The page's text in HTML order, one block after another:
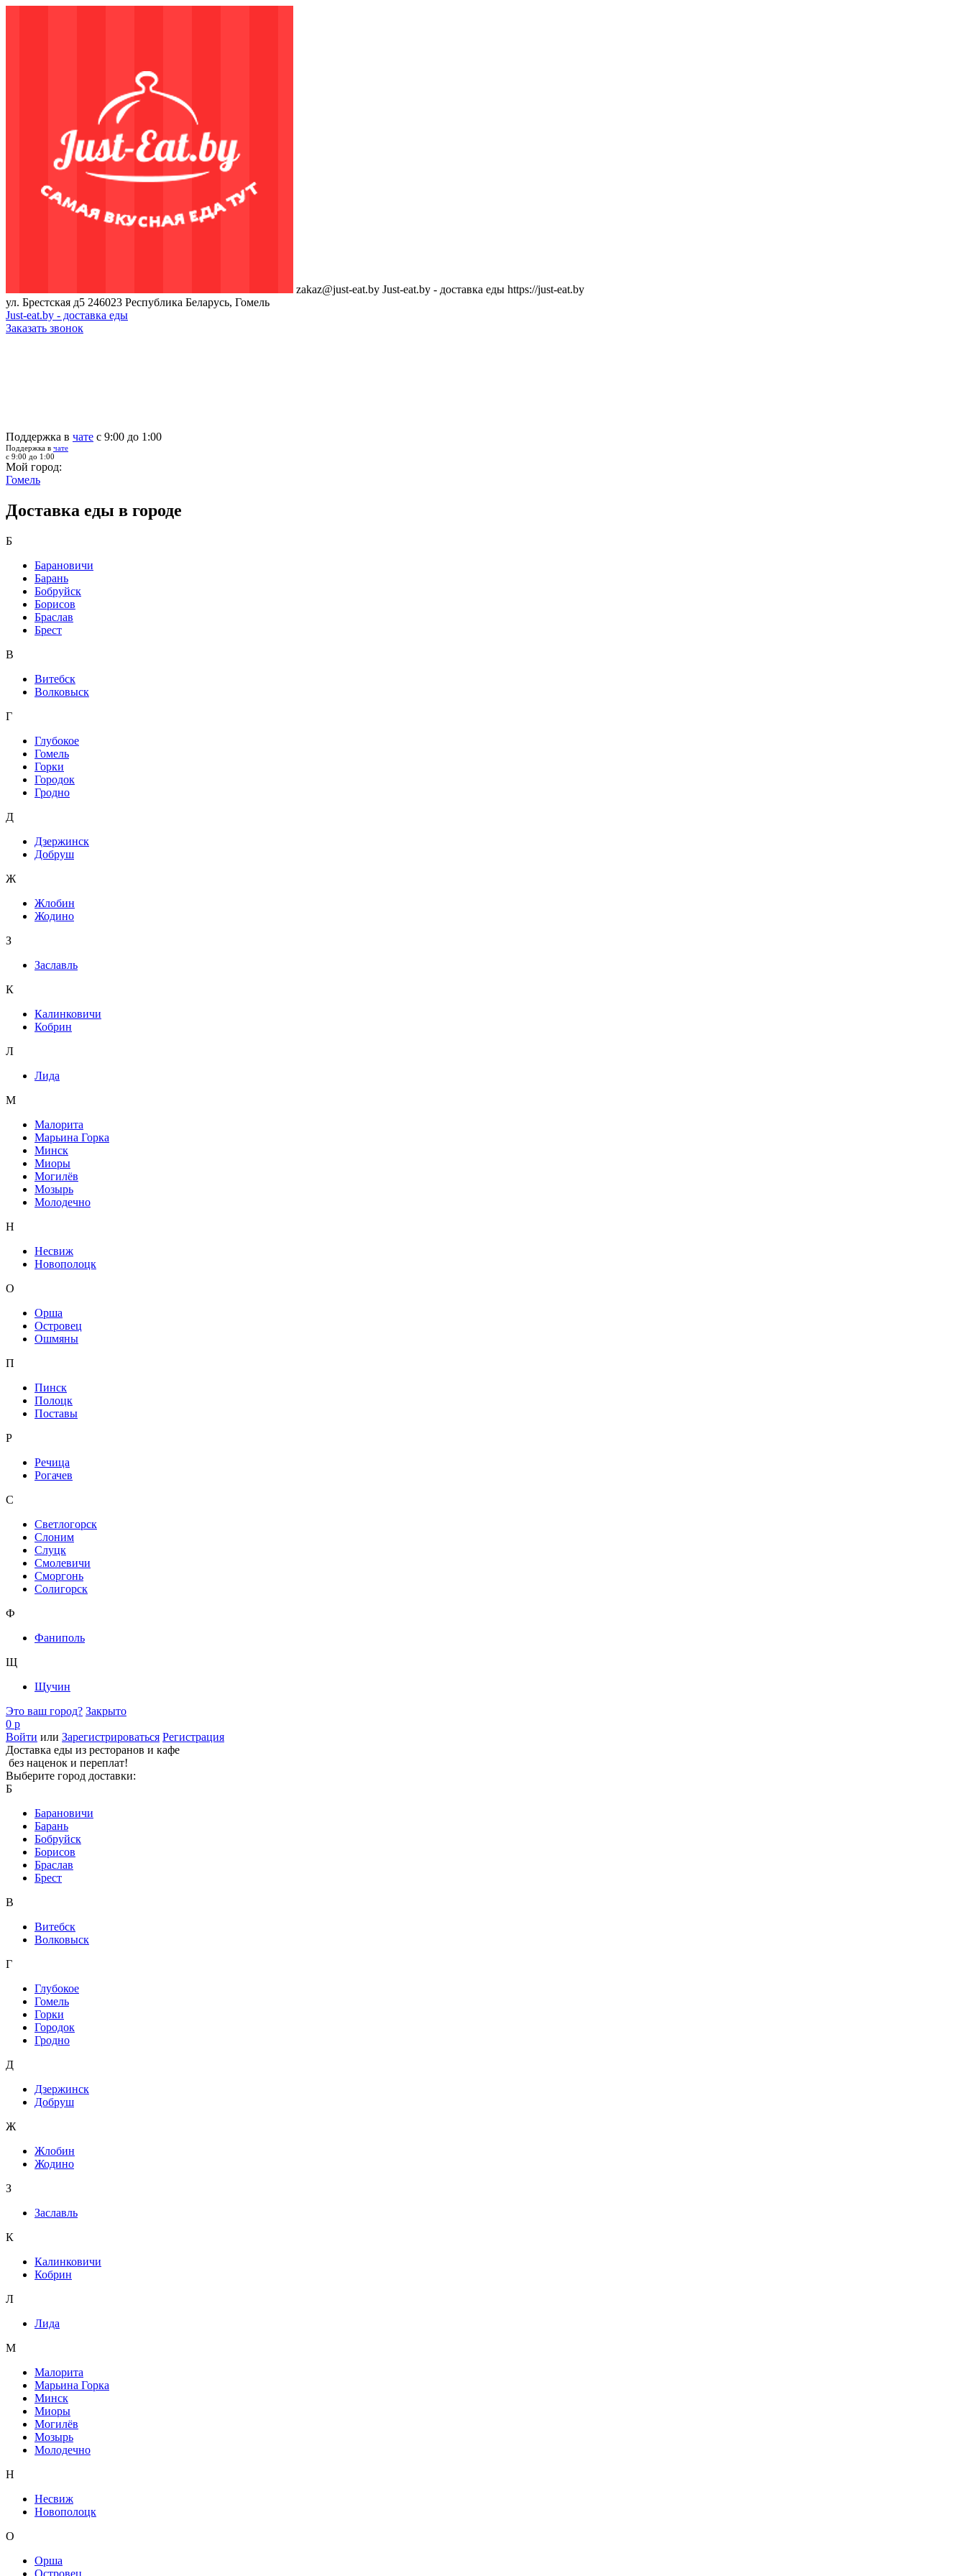
zakaz@just-eat.by Just-eat.by - доставка еды https://just-eat.by
ул. Брестская д5 246023 Республика Беларусь, Гомель
Just-eat.by - доставка еды
Заказать звонок
Поддержка в чате с 9:00 до 1:00
Поддержка в чате
с 9:00 до 1:00
Мой город:
Гомель
Доставка еды в городе
Б
Барановичи
Барань
Бобруйск
Борисов
Браслав
Брест
В
Витебск
Волковыск
Г
Глубокое
Гомель
Горки
Городок
Гродно
Д
Дзержинск
Добруш
Ж
Жлобин
Жодино
З
Заславль
К
Калинковичи
Кобрин
Л
Лида
М
Малорита
Марьина Горка
Минск
Миоры
Могилёв
Мозырь
Молодечно
Н
Несвиж
Новополоцк
О
Орша
Островец
Ошмяны
П
Пинск
Полоцк
Поставы
Р
Речица
Рогачев
С
Светлогорск
Слоним
Слуцк
Смолевичи
Сморгонь
Солигорск
Ф
Фаниполь
Щ
Щучин
Это ваш город? Закрыто
0 р
Войти или Зарегистрироваться Регистрация
Доставка еды из ресторанов и кафе
без наценок и переплат!
Выберите город доставки:
Б
Барановичи
Барань
Бобруйск
Борисов
Браслав
Брест
В
Витебск
Волковыск
Г
Глубокое
Гомель
Горки
Городок
Гродно
Д
Дзержинск
Добруш
Ж
Жлобин
Жодино
З
Заславль
К
Калинковичи
Кобрин
Л
Лида
М
Малорита
Марьина Горка
Минск
Миоры
Могилёв
Мозырь
Молодечно
Н
Несвиж
Новополоцк
О
Орша
Островец